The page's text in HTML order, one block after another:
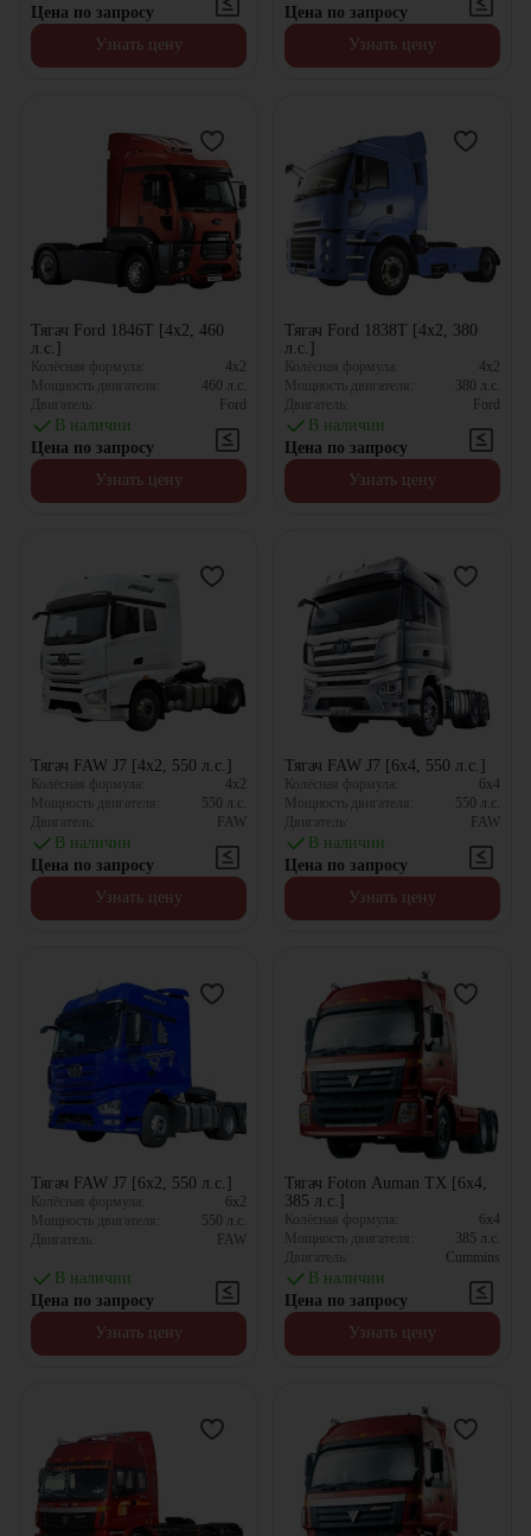
Цена по запросу
Узнать цену
Цена по запросу
Узнать цену
Тягач Ford 1846Т [4x2, 460
л.с.]
Колёсная формула:
4x2
Мощность двигателя:
460 л.с.
Двигатель:
Ford
В наличии
Цена по запросу
Узнать цену
Тягач Ford 1838Т [4x2, 380
л.с.]
Колёсная формула:
4x2
Мощность двигателя:
380 л.с.
Двигатель:
Ford
В наличии
Цена по запросу
Узнать цену
Тягач FAW J7 [4x2, 550 л.с.]
Колёсная формула:
4x2
Мощность двигателя:
550 л.с.
Двигатель:
FAW
В наличии
Цена по запросу
Узнать цену
Тягач FAW J7 [6x4, 550 л.с.]
Колёсная формула:
6x4
Мощность двигателя:
550 л.с.
Двигатель:
FAW
В наличии
Цена по запросу
Узнать цену
Тягач FAW J7 [6x2, 550 л.с.]
Колёсная формула:
6x2
Мощность двигателя:
550 л.с.
Двигатель:
FAW
В наличии
Цена по запросу
Узнать цену
Тягач Foton Auman TX [6x4,
385 л.с.]
Колёсная формула:
6x4
Мощность двигателя:
385 л.с.
Двигатель:
Cummins
В наличии
Цена по запросу
Узнать цену